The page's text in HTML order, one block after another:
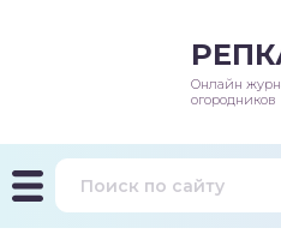
Онлайн
огородников
и подкормки